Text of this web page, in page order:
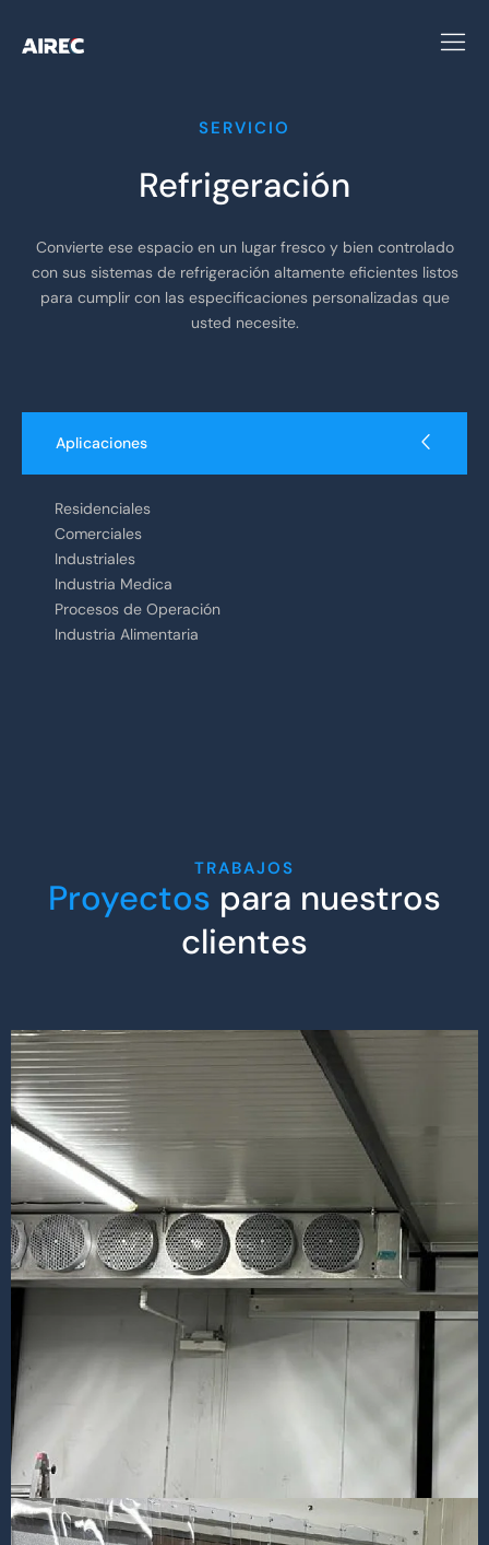
SERVICIO
Refrigeración
Convierte ese espacio en un lugar fresco y bien controlado
con sus sistemas de refrigeración altamente eficientes listos
para cumplir con las especificaciones personalizadas que
usted necesite.
Aplicaciones
Residenciales
Comerciales
Industriales
Industria Medica
Procesos de Operación
Industria Alimentaria
TRABAJOS
Proyectos para nuestros
clientes